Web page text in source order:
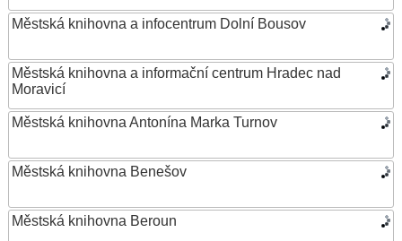
Městská knihovna a infocentrum Dolní Bousov
Městská knihovna a informační centrum Hradec nad
Moravicí
Městská knihovna Antonína Marka Turnov
Městská knihovna Benešov
Městská knihovna Beroun